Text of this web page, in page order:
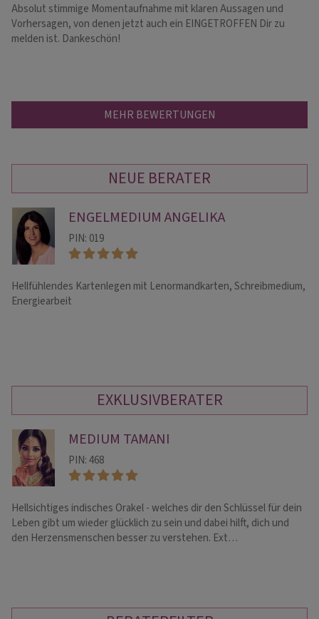
Absolut stimmige Momentaufnahme mit klaren Aussagen und
Vorhersagen, von denen jetzt auch ein EINGETROFFEN Dir zu
melden ist. Dankeschön!
MEHR BEWERTUNGEN
NEUE BERATER
ENGELMEDIUM ANGELIKA
PIN: 019
Hellfühlendes Kartenlegen mit Lenormandkarten, Schreibmedium,
Energiearbeit
EXKLUSIVBERATER
MEDIUM TAMANI
PIN: 468
Hellsichtiges indisches Orakel - welches dir den Schlüssel für dein
Leben gibt um wieder glücklich zu sein und dabei hilft, dich und
den Herzensmenschen besser zu verstehen. Ext…